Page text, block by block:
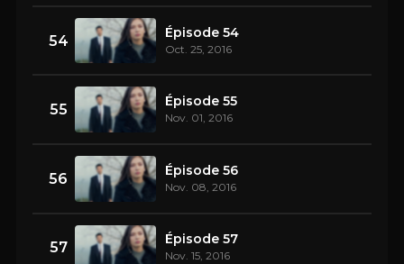
54 Épisode 54
Oct. 25, 2016
55 Épisode 55
Nov. 01, 2016
56 Épisode 56
Nov. 08, 2016
57 Épisode 57
Nov. 15, 2016